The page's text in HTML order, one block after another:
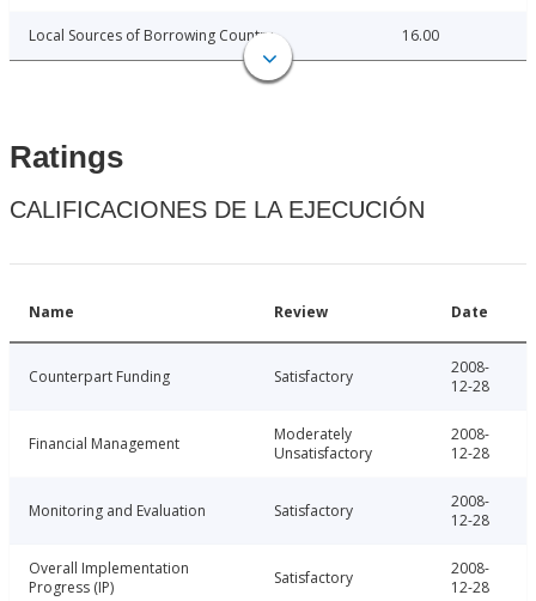
Local Sources of Borrowing Country 16.00
Ratings
CALIFICACIONES DE LA EJECUCIÓN
Name Review Date
Counterpart Funding Satisfactory
2008-
12-28
Financial Management
Moderately
Unsatisfactory
2008-
12-28
Monitoring and Evaluation Satisfactory
2008-
12-28
Overall Implementation
Progress (IP)
Satisfactory
2008-
12-28